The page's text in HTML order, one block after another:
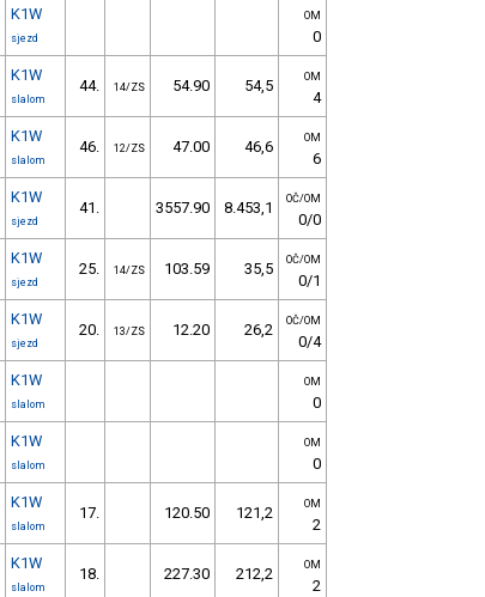
K1W
sjezd
OM
0
K1W
slalom
44. 14/ZS 54.90 54,5 OM
4
K1W
slalom
46. 12/ZS 47.00 46,6 OM
6
K1W
sjezd
41. 3557.90 8.453,1 OČ/OM
0/0
K1W
sjezd
25. 14/ZS 103.59 35,5 OČ/OM
0/1
K1W
sjezd
20. 13/ZS 12.20 26,2 OČ/OM
0/4
K1W
slalom
OM
0
K1W
slalom
OM
0
K1W
slalom
17. 120.50 121,2 OM
2
K1W
slalom
18. 227.30 212,2 OM
2